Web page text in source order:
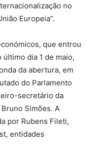
no
Europeia”.
que entrou
dia 1 de maio,
da abertura, em
do Parlamento
secretário da
Simões. A
por Rubens Fileti,
entidades